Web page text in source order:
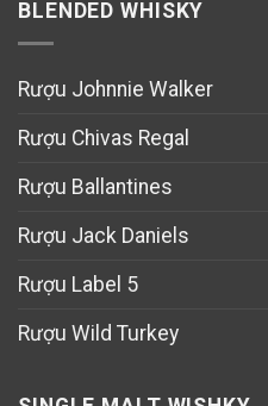
BLENDED WHISKY
Rượu Johnnie Walker
Rượu Chivas Regal
Rượu Ballantines
Rượu Jack Daniels
Rượu Label 5
Rượu Wild Turkey